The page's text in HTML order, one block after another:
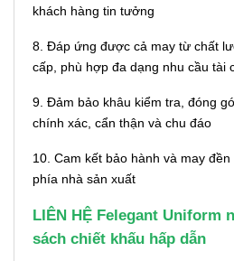
khách hàng tin tưởng
8. Đáp ứng được cả may từ chất
cấp, phù hợp đa dạng nhu cầu tài
9. Đảm bảo khâu kiểm tra, đóng
chính xác, cẩn thận và chu đáo
10. Cam kết bảo hành và may
phía nhà sản xuất
LIÊN HỆ Felegant Uniform
sách chiết khấu hấp dẫn